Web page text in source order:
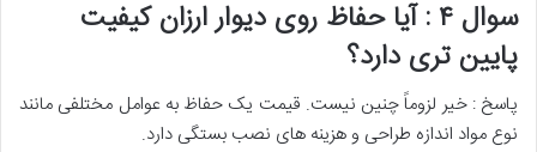
سوال ۴ : آیا حفاظ روی دیوار ارزان کیفیت
پایین تری دارد؟
پاسخ : خیر لزوماً چنین نیست. قیمت یک حفاظ به عوامل مختلفی مانند
نوع مواد اندازه طراحی و هزینه های نصب بستگی دارد.